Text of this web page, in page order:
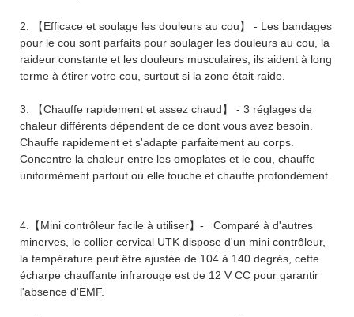
2. 【Efficace et soulage les douleurs au cou】 - Les bandages
pour le cou sont parfaits pour soulager les douleurs au cou, la
raideur constante et les douleurs musculaires, ils aident à long
terme à étirer votre cou, surtout si la zone était raide.
3. 【Chauffe rapidement et assez chaud】 - 3 réglages de
chaleur différents dépendent de ce dont vous avez besoin.
Chauffe rapidement et s'adapte parfaitement au corps.
Concentre la chaleur entre les omoplates et le cou, chauffe
uniformément partout où elle touche et chauffe profondément.
4.【Mini contrôleur facile à utiliser】- Comparé à d'autres
minerves, le collier cervical UTK dispose d'un mini contrôleur,
la température peut être ajustée de 104 à 140 degrés, cette
écharpe chauffante infrarouge est de 12 V CC pour garantir
l'absence d'EMF.